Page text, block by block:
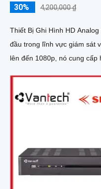
30% 4,200,000 ₫
Thiết Bị Ghi Hình HD
đầu trong lĩnh vực giám sát và bảo mật. Với
lên đến 1080p, nó cung